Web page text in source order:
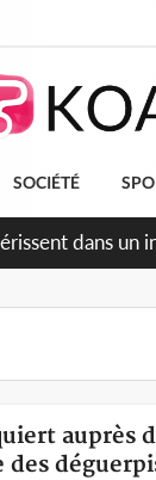
SOCIÉTÉ
la fête
auprès